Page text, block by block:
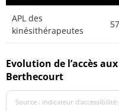
APL des
kinésithérapeutes
Evolution de l’accès
Berthecourt
Source : indicateur